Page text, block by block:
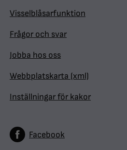
Visselblåsarfunktion
Frågor och svar
Jobba hos oss
Webbplatskarta (xml)
Inställningar för kakor
Facebook